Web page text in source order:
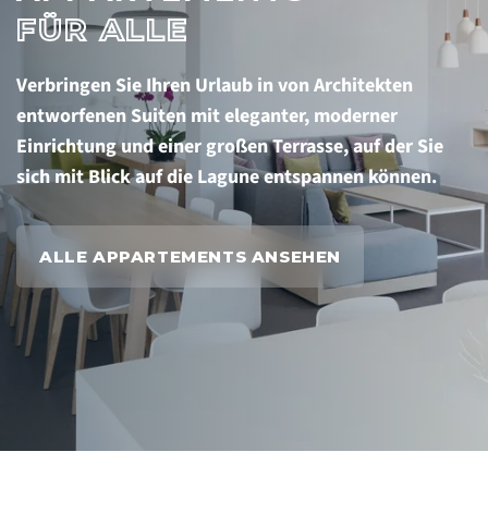
FÜR ALLE
Verbringen Sie Ihren Urlaub in von Architekten
entworfenen Suiten mit eleganter, moderner
Einrichtung und einer großen Terrasse, auf der Sie
sich mit Blick auf die Lagune entspannen können.
ALLE APPARTEMENTS ANSEHEN